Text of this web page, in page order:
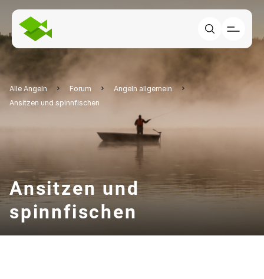
Alle Angeln Forum
Angeln allgemein
Ansitzen und spinnfischen
Ansitzen und
spinnfischen